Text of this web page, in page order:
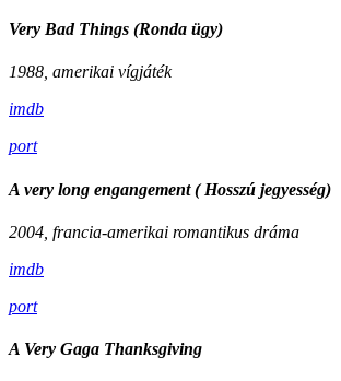
Very Bad Things (Ronda ügy)
1988, amerikai vígjáték
imdb
port
A very long engangement ( Hosszú jegyesség)
2004, francia-amerikai romantikus dráma
imdb
port
A Very Gaga Thanksgiving